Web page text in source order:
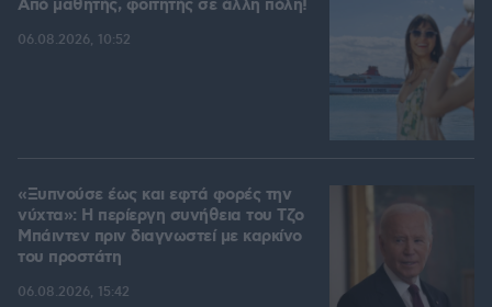
Από μαθητής, φοιτητής σε άλλη πόλη!
06.08.2026, 10:52
«Ξυπνούσε έως και εφτά φορές την
νύχτα»: Η περίεργη συνήθεια του Τζο
Μπάιντεν πριν διαγνωστεί με καρκίνο
του προστάτη
06.08.2026, 15:42